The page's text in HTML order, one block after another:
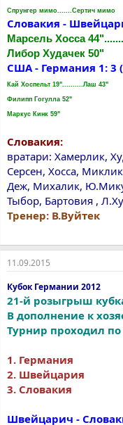
Спрунгер мимо.......Сертич мимо
Словакия -
Марсель Хосса
Либор Худачек 50"
США - Германия 1: 3
Кай Хоспельт 19"..........Лаш 43"
Филипп Гогулла 52"
Маркус Кинк 59"
Словакия:
вратари: Хамерлик,
Серсен, Хосса,
Деж, Михалик,
Тыбор, Бартовия ,
Тренер: В.Вуйтек
11.09.2015
Кубок Германии 2012
21-й розыгрыш
В дополнение к
Турнир проходил
1. Германия
2. Швейцария
3. Словакия
Швейцарич -